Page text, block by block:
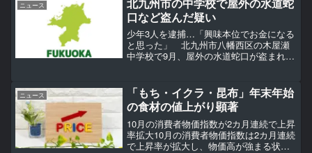
事執筆時点で10...
ニュース
口など盗んだ疑い
少年3人を逮捕…「興味本位でお金になる
と思った」 北九州市八幡西区の木屋瀬
中学校で9月、屋外の水道蛇口が盗まれる
～16歳の少年3人を逮捕したと発表した。
【写真】福岡県...
ニュース
「もち・イクラ・昆布」年末年始
の食材の値上がり顕著
10月の消費者物価指数が2カ月連続で上昇
率拡大10月の消費者物価指数は2カ月連続
で上昇率が拡大し、物価高が強まる状態